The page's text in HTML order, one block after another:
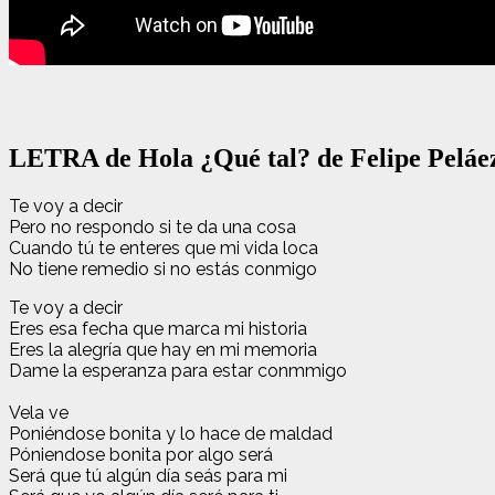
LETRA de Hola ¿Qué tal? de Felipe
Te voy a decir
Pero no respondo si te da una cosa
Cuando tú te enteres que mi vida loca
No tiene remedio si no estás conmigo
Te voy a decir
Eres esa fecha que marca mi historia
Eres la alegría que hay en mi memoria
Dame la esperanza para estar conmmigo
Vela ve
Poniéndose bonita y lo hace de maldad
Póniendose bonita por algo será
Será que tú algún día seás para mi